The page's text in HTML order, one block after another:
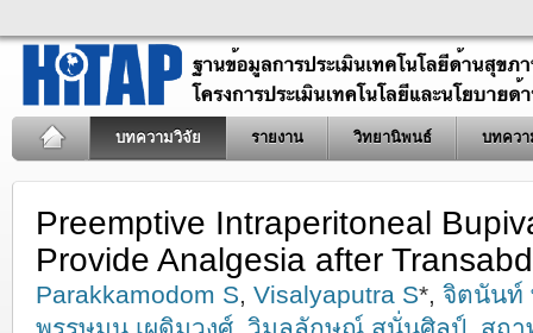
บทความวิจัย รายงาน วิทยานิพนธ์ บทควา
Preemptive Intraperitoneal
Provide Analgesia after
Parakkamodom S, Visalyaputra S*, จิตนันท์